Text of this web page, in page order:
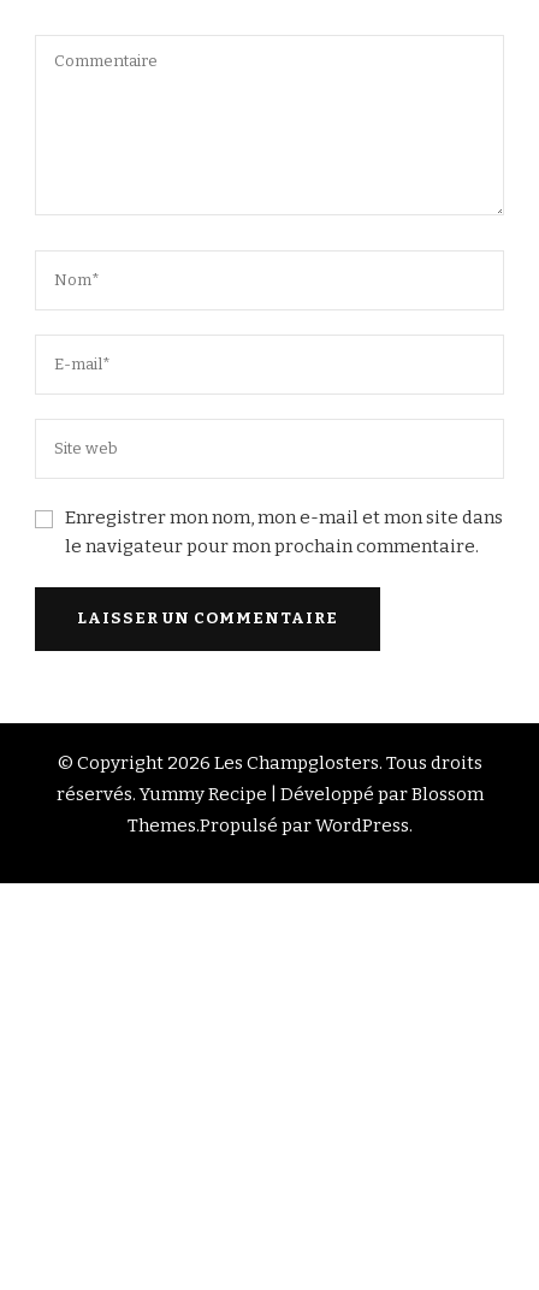
Enregistrer mon nom, mon e-mail et mon site dans
le navigateur pour mon prochain commentaire.
© Copyright 2026 Les Champglosters. Tous droits
réservés.Yummy Recipe | Développé parBlossom
Themes.Propulsé parWordPress.